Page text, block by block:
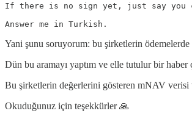
If there is no sign yet, just say you
Answer me in Turkish.
Yani şunu soruyorum: bu şirketlerin ödemelerde
Dün bu aramayı yaptım ve elle tutulur bir haber
Bu şirketlerin değerlerini gösteren mNAV verisi
Okuduğunuz için teşekkürler 🙏